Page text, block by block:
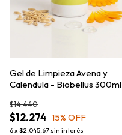
Gel de Limpieza Avena y
Calendula - Biobellus 300ml
$12.274
$14.440
15% OFF
6x $2.045,67 sin interés